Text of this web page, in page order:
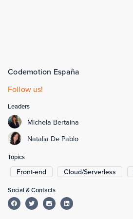
Codemotion España
Follow us!
Leaders
Michela Bertaina
Natalia De Pablo
Topics
Front-end Cloud/Serverless
Social & Contacts